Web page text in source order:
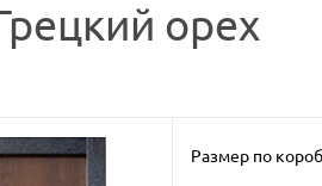
орех
Размер по